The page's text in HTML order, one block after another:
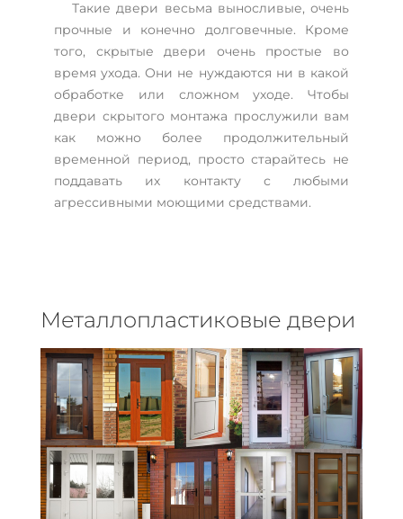
Такие двери весьма выносливые, очень
прочные и конечно долговечные. Кроме
того, скрытые двери очень простые во
время ухода. Они не нуждаются ни в какой
обработке или сложном уходе. Чтобы
двери скрытого монтажа прослужили вам
как можно более продолжительный
временной период, просто старайтесь не
поддавать их контакту с любыми
агрессивными моющими средствами.
Металлопластиковые двери